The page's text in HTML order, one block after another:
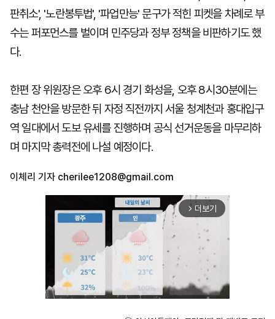
판취소', '노란봉투법', '파업만능' 문구가 적힌 피켓을 차례로 부
수는 퍼포먼스를 벌이며 민주당과 정부 정책을 비판하기도 했
다.
한편 장 위원장은 오후 6시 경기 화성을, 오후 8시30분에는
충남 천안을 방문한 뒤 자정 직전까지 서울 청계천과 홍대입구
역 일대에서 도보 유세를 진행하며 공식 선거운동을 마무리하
며 마지막 총력전에 나설 예정이다.
이체리 기자 cherilee1208@gmail.com
arrow_forward_ios 더보기